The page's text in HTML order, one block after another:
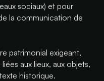
sociaux) et pour
la communication de
patrimonial exigeant,
aux lieux, aux objets,
historique.